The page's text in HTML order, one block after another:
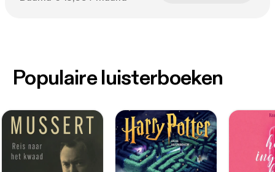
Populaire luisterboeken